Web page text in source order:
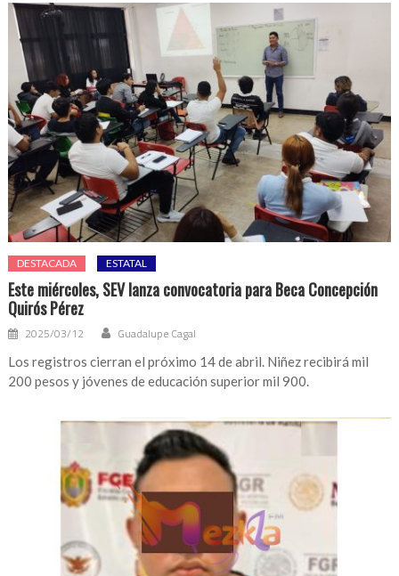
DESTACADA ESTATAL
Este miércoles, SEV lanza convocatoria para Beca Concepción
Quirós Pérez
2025/03/12 Guadalupe Cagal
Los registros cierran el próximo 14 de abril. Niñez recibirá mil
200 pesos y jóvenes de educación superior mil 900.